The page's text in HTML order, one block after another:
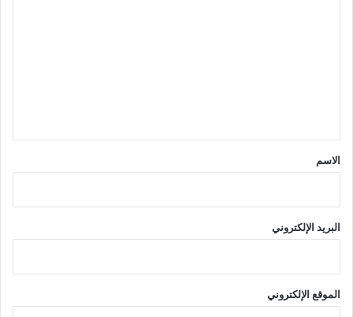
*
الاسم
البريد الإلكتروني
الموقع الإلكتروني